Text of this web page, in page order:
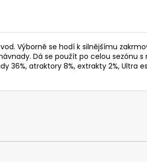
Výborně se hodí k silnějšímu
Dá se použít po celou sezónu s
36%, atraktory 8%, extrakty 2%,